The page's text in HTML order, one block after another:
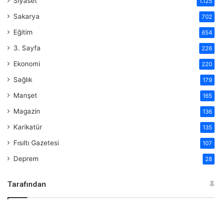
Sakarya 702
Eğitim 654
3. Sayfa 226
Ekonomi 220
Sağlık 179
Manşet 165
Magazin 136
Karikatür 135
Fısıltı Gazetesi 107
Deprem 28
Tarafından